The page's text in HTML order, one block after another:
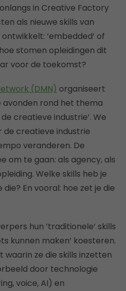
in Creative Factory
als nieuwe skills van
‘embedded’ of
stomen opleidingen dit
voor de toekomst?
(DMN) organiseert
avonden rond het thema
creatieve industrie’. We
de creatieve industrie
veranderen. De
om te gaan: als agency, als
Welke skills heb je
En vooral: hoe zet je die
hun ’traditionele’ skills
kunnen maken’ koesteren.
waarin ze die skills inzetten
door technologie
voice, AI) en